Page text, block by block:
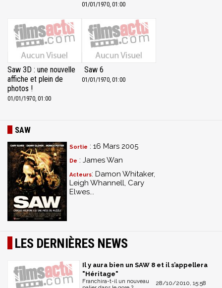
01/01/1970, 01:00
Saw 3D : une nouvelle
affiche et plein de
photos !
01/01/1970, 01:00
Saw 6
01/01/1970, 01:00
SAW
Sortie : 16 Mars 2005
De : James Wan
Acteurs: Damon Whitaker,
Leigh Whannell, Cary
Elwes...
LES DERNIÈRES NEWS
Il y aura bien un SAW 8 et il s’appellera
"Héritage"
28/10/2010, 15:58
Franchira-t-il un nouveau